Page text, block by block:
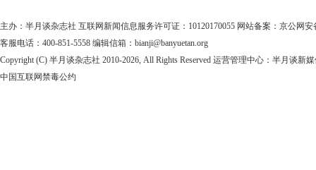
主办：半月谈杂志社 互联网新闻信息服务许可证：10120170055 网站备案：京公网安
客服电话：400-851-5558 编辑信箱：bianji@banyuetan.org
Copyright (C) 半月谈杂志社 2010-2026, All Rights Reserved 运营管理中心：半月谈新
中国互联网禁毒公约